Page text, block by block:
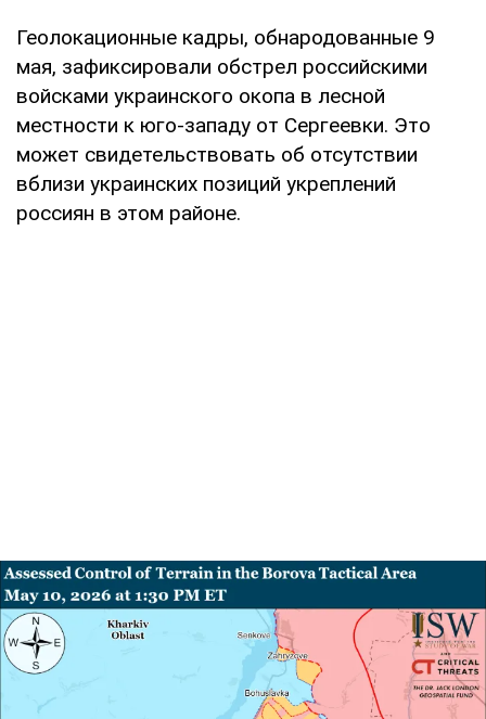
Геолокационные кадры, обнародованные 9
мая, зафиксировали обстрел российскими
войсками украинского окопа в лесной
местности к юго-западу от Сергеевки. Это
может свидетельствовать об отсутствии
вблизи украинских позиций укреплений
россиян в этом районе.